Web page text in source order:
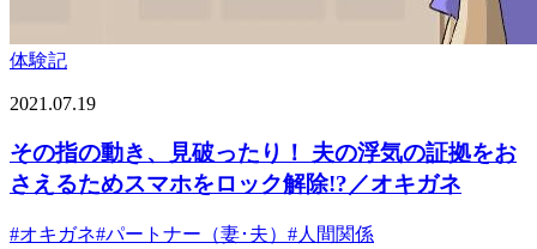
体験記
2021.07.19
その指の動き、見破ったり！ 夫の浮気の証拠をお
さえるためスマホをロック解除!?／オキガネ
#オキガネ#パートナー（妻･夫） #人間関係